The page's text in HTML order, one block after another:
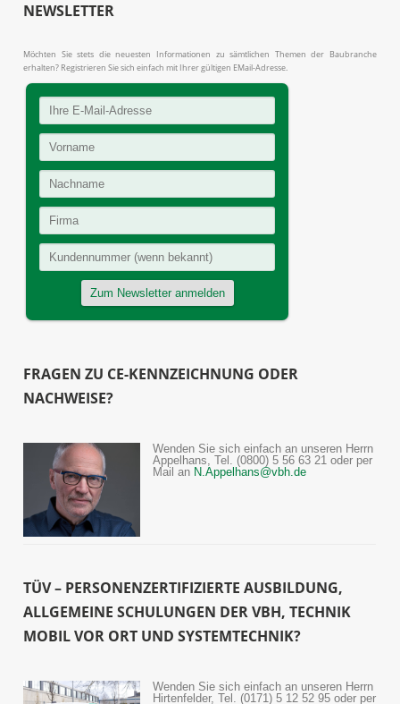
NEWSLETTER
Möchten Sie stets die neuesten Informationen zu sämtlichen Themen der Baubranche
erhalten? Registrieren Sie sich einfach mit Ihrer gültigen EMail-Adresse.
FRAGEN ZU CE-KENNZEICHNUNG ODER
NACHWEISE?
Wenden Sie sich einfach an unseren Herrn
Appelhans, Tel. (0800) 5 56 63 21 oder per
Mail an N.Appelhans@vbh.de
TÜV – PERSONENZERTIFIZIERTE AUSBILDUNG,
ALLGEMEINE SCHULUNGEN DER VBH, TECHNIK
MOBIL VOR ORT UND SYSTEMTECHNIK?
Wenden Sie sich einfach an unseren Herrn
Hirtenfelder, Tel. (0171) 5 12 52 95 oder per